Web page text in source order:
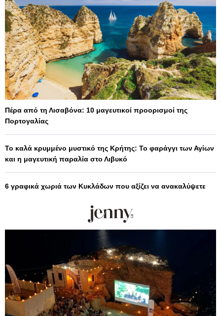
Πέρα από τη Λισαβόνα: 10 μαγευτικοί προορισμοί της
Πορτογαλίας
Το καλά κρυμμένο μυστικό της Κρήτης: Το φαράγγι των Αγίων
και η μαγευτική παραλία στο Λιβυκό
6 γραφικά χωριά των Κυκλάδων που αξίζει να ανακαλύψετε